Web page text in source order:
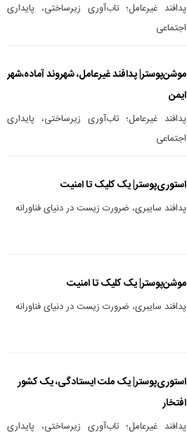
پدافند غیرعامل؛ تاب‌آوری زیرساختی، پایداری
اجتماعی
موشن‌پوستر| پدافند غیرعامل، شهروند آماده،شهر
ایمن
پدافند غیرعامل؛ تاب‌آوری زیرساختی، پایداری
اجتماعی
استوری‌پوستر| یک کلیک تا امنیت
پدافند سایبری، ضرورت زیست در دنیای فناورانه
موشن‌پوستر| یک کلیک تا امنیت
پدافند سایبری، ضرورت زیست در دنیای فناورانه
استوری‌پوستر| یک ملت ایستادگی، یک کشور
افتخار
پدافند غیرعامل؛ تاب‌آوری زیرساختی، پایداری